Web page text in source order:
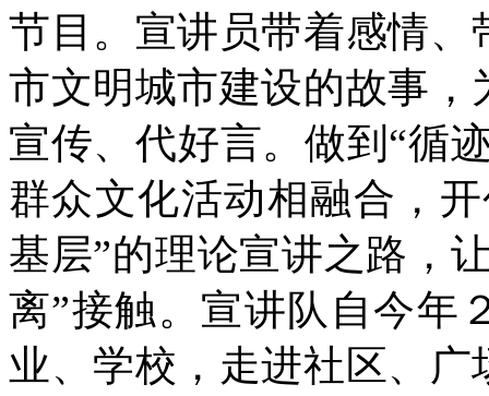
节目。宣讲员带着感情
市文明城市建设的故事
宣传、代好言。做到“循
群众文化活动相融合，
基层”的理论宣讲之路，
离”接触。宣讲队自今年
业、学校，走进社区、